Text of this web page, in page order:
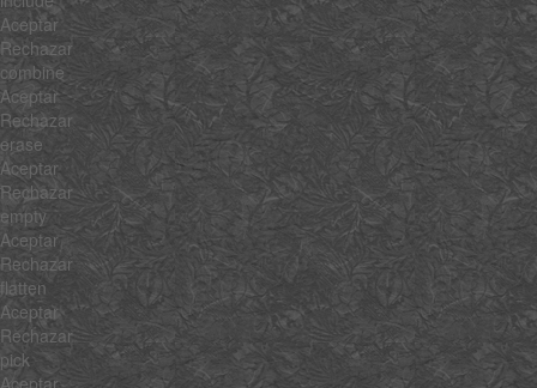
Aceptar
Rechazar
combine
Aceptar
Rechazar
erase
Aceptar
Rechazar
empty
Aceptar
Rechazar
flatten
Aceptar
Rechazar
pick